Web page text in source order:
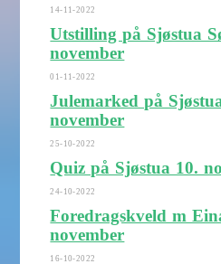
14-11-2022
Utstilling på Sjøstua
november
01-11-2022
Julemarked på
november
25-10-2022
Quiz på Sjøstua 10.
24-10-2022
Foredragskveld m
november
16-10-2022